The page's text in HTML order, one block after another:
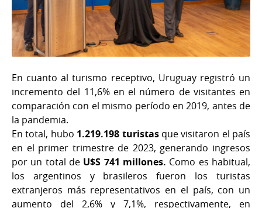
En cuanto al turismo receptivo, Uruguay registró un
incremento del 11,6% en el número de visitantes en
comparación con el mismo período en 2019, antes de
la pandemia.
En total, hubo 1.219.198 turistasque visitaron el país
en el primer trimestre de 2023, generando ingresos
por un total de U$S 741 millones. Como es habitual,
los argentinos y brasileros fueron los turistas
extranjeros más representativos en el país, con un
aumento del 2,6% y 7,1%, respectivamente, en